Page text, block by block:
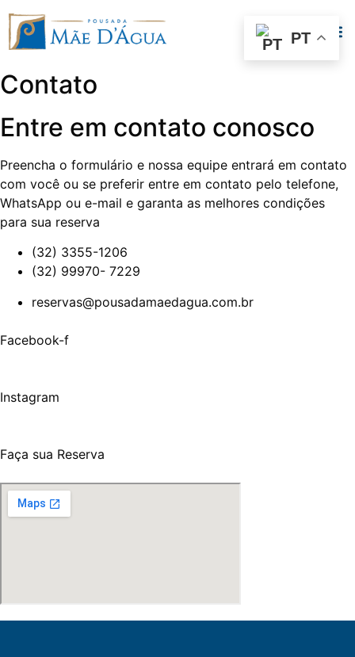
Contato
Entre em contato conosco
Preencha o formulário e nossa equipe entrará em contato
com você ou se preferir entre em contato pelo telefone,
WhatsApp ou e-mail e garanta as melhores condições
para sua reserva
(32) 3355-1206
(32) 99970- 7229
reservas@pousadamaedagua.com.br
Facebook-f
Instagram
Faça sua Reserva
PT